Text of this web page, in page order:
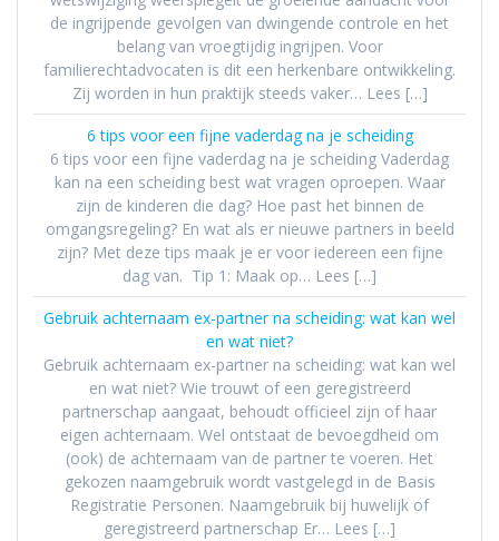
de ingrijpende gevolgen van dwingende controle en het
belang van vroegtijdig ingrijpen. Voor
familierechtadvocaten is dit een herkenbare ontwikkeling.
Zij worden in hun praktijk steeds vaker… Lees […]
6 tips voor een fijne vaderdag na je scheiding
6 tips voor een fijne vaderdag na je scheiding Vaderdag
kan na een scheiding best wat vragen oproepen. Waar
zijn de kinderen die dag? Hoe past het binnen de
omgangsregeling? En wat als er nieuwe partners in beeld
zijn? Met deze tips maak je er voor iedereen een fijne
dag van. Tip 1: Maak op… Lees […]
Gebruik achternaam ex-partner na scheiding: wat kan wel
en wat niet?
Gebruik achternaam ex-partner na scheiding: wat kan wel
en wat niet? Wie trouwt of een geregistreerd
partnerschap aangaat, behoudt officieel zijn of haar
eigen achternaam. Wel ontstaat de bevoegdheid om
(ook) de achternaam van de partner te voeren. Het
gekozen naamgebruik wordt vastgelegd in de Basis
Registratie Personen. Naamgebruik bij huwelijk of
geregistreerd partnerschap Er… Lees […]